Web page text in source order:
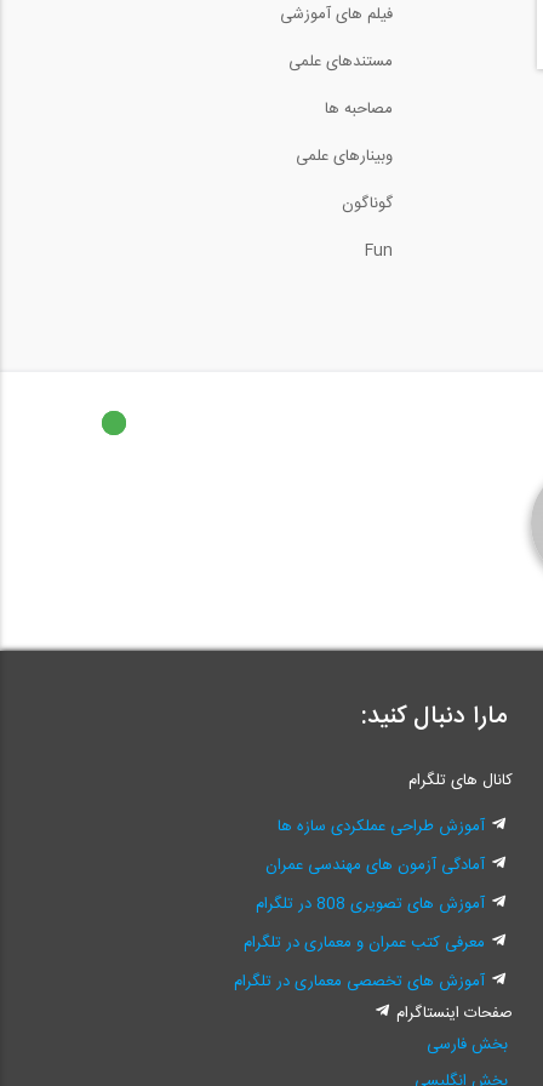
به زبان انگلیسی
اصول اولیه)
فیلم های آموزشی
مستندهای علمی
مصاحبه ها
وبینارهای علمی
گوناگون
Fun
مارا دنبال کنید:
کانال های تلگرام
آموزش طراحی عملکردی سازه ها
آمادگی آزمون های مهندسی عمران
آموزش های تصویری 808 در تلگرام
معرفی کتب عمران و معماری در تلگرام
آموزش های تخصصی معماری در تلگرام
صفحات اینستاگرام
بخش فارسی